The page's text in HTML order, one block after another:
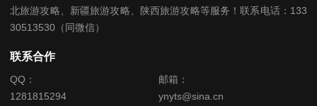
北旅游攻略、新疆旅游攻略、陕西旅游攻略等服务！联系电话：133
30513530（同微信）
联系合作
QQ：
1281815294
邮箱：
ynyts@sina.cn